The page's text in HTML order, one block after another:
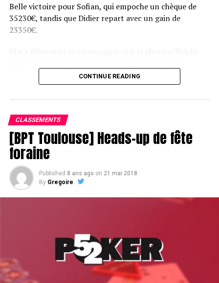
Belle victoire pour Sofian, qui empoche un chèque de
35230€, tandis que Didier repart avec un gain de
23350€.
CONTINUE READING
CLASSEMENTS
[BPT Toulouse] Heads-up de fête
foraine
Published 8 ans ago on 21 mai 2018
By Gregoire